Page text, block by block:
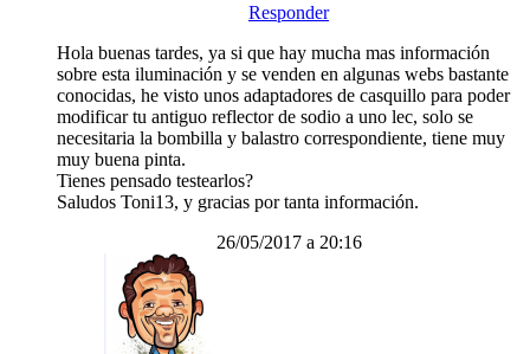
Responder
Hola buenas tardes, ya si que hay mucha mas información
sobre esta iluminación y se venden en algunas webs bastante
conocidas, he visto unos adaptadores de casquillo para poder
modificar tu antiguo reflector de sodio a uno lec, solo se
necesitaria la bombilla y balastro correspondiente, tiene muy
muy buena pinta.
Tienes pensado testearlos?
Saludos Toni13, y gracias por tanta información.
26/05/2017 a 20:16